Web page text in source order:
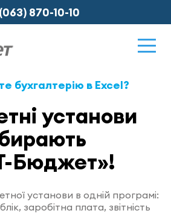
(063) 870-10-10
Відгуки
Ціни
бухгалтерію в Excel?
установи
Бюджет»!
установи в одній програмі:
заробітна плата, звітність